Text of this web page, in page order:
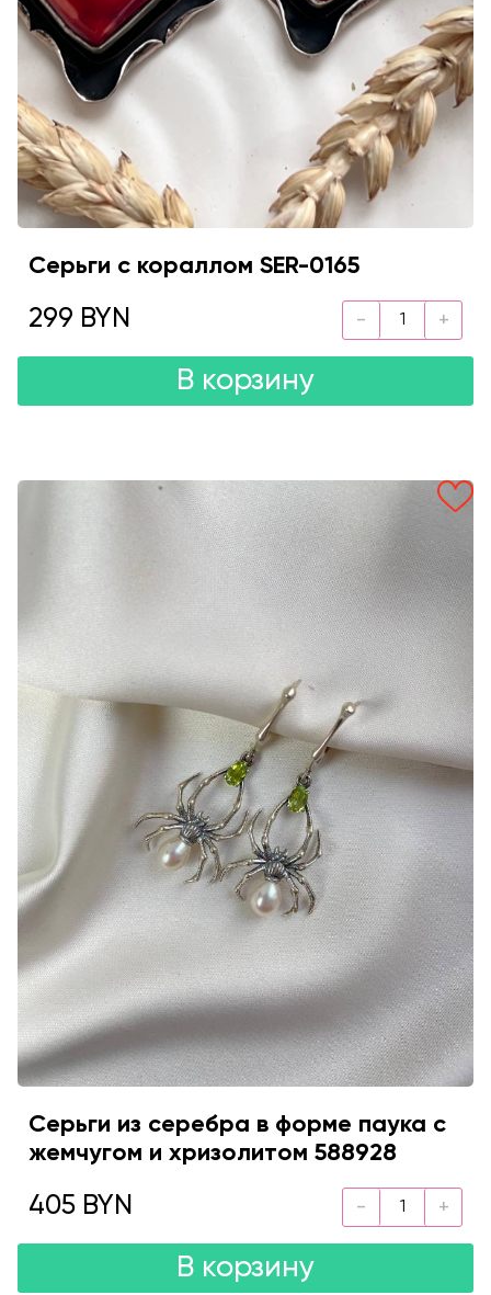
Серьги с кораллом SER-0165
299 BYN
В корзину
Серьги из серебра в форме паука с
жемчугом и хризолитом 588928
405 BYN
В корзину